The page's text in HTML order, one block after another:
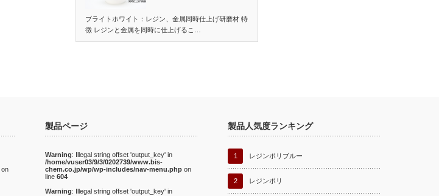
ブライトホワイト：レジン、金属同時仕上げ研磨材 特
徴 レジンと金属を同時に仕上げるこ…
on
製品ページ
Warning: Illegal string offset 'output_key' in
/home/vuser03/9/3/0202739/www.bis-
chem.co.jp/wp/wp-includes/nav-menu.php on
line 604
Warning: Illegal string offset 'output_key' in
製品人気度ランキング
1 レジンポリブルー
2 レジンポリ